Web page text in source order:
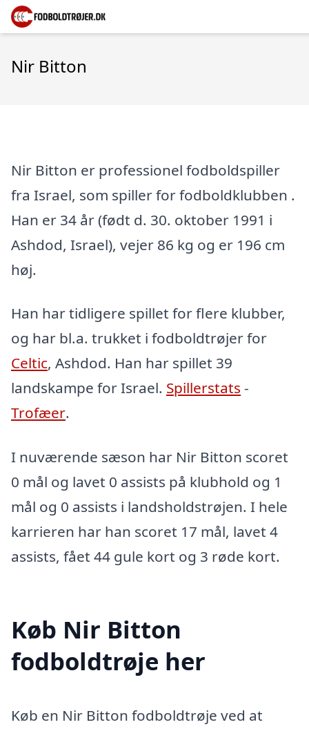
Nir Bitton
Nir Bitton er professionel fodboldspiller
fra Israel, som spiller for fodboldklubben .
Han er 34 år (født d. 30. oktober 1991 i
Ashdod, Israel), vejer 86 kg og er 196 cm
høj.
Han har tidligere spillet for flere klubber,
og har bl.a. trukket i fodboldtrøjer for
Celtic, Ashdod. Han har spillet 39
landskampe for Israel. Spillerstats -
Trofæer.
I nuværende sæson har Nir Bitton scoret
0 mål og lavet 0 assists på klubhold og 1
mål og 0 assists i landsholdstrøjen. I hele
karrieren har han scoret 17 mål, lavet 4
assists, fået 44 gule kort og 3 røde kort.
Køb Nir Bitton
fodboldtrøje her
Køb en Nir Bitton fodboldtrøje ved at